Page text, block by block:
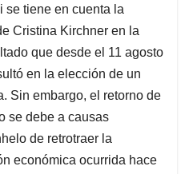
se tiene en cuenta la
Cristina Kirchner en la
que desde el 11 agosto
en la elección de un
Sin embargo, el retorno de
se debe a causas
de retrotraer la
económica ocurrida hace